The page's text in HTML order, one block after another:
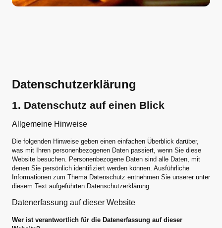
Datenschutzerklärung
1. Datenschutz auf einen Blick
Allgemeine Hinweise
Die folgenden Hinweise geben einen einfachen Überblick darüber,
was mit Ihren personenbezogenen Daten passiert, wenn Sie diese
Website besuchen. Personenbezogene Daten sind alle Daten, mit
denen Sie persönlich identifiziert werden können. Ausführliche
Informationen zum Thema Datenschutz entnehmen Sie unserer unter
diesem Text aufgeführten Datenschutzerklärung.
Datenerfassung auf dieser Website
Wer ist verantwortlich für die Datenerfassung auf dieser